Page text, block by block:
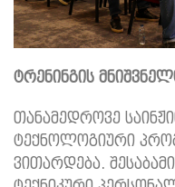
ტრენინგის
თანამედროვე
ტექნოლოგიური
ვითარდება.